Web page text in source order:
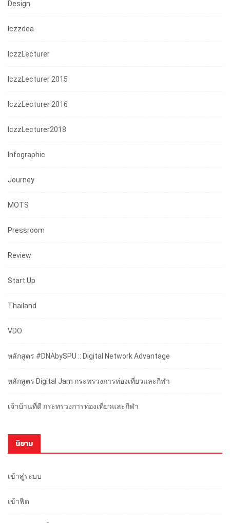
Design
Iczzdea
IczzLecturer
IczzLecturer 2015
IczzLecturer 2016
IczzLecturer2018
Infographic
Journey
MOTS
Pressroom
Review
Start Up
Thailand
VDO
หลักสูตร #DNAbySPU :: Digital Network Advantage
หลักสูตร Digital Jam กระทรวงการท่องเที่ยวและกีฬา
เจ้าบ้านที่ดี กระทรวงการท่องเที่ยวและกีฬา
นิยาม
เข้าสู่ระบบ
เข้าฟีด